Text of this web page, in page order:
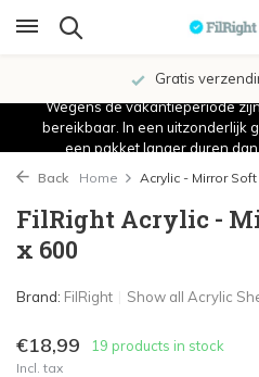
Gratis
Wegens de vakantieperiode
bereikbaar. In een uitzonderlijk
een pakket langer duren
Back Home Acrylic - Mirror Soft
FilRight Acrylic -
x 600
Brand: FilRight Show all Acrylic
€18,99 19 products in stock
Incl. tax